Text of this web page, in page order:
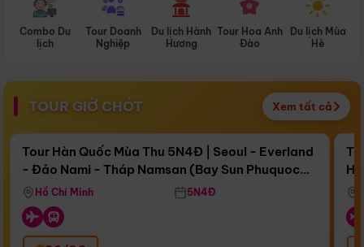
Combo Du
lịch
Tour Doanh
Nghiệp
Du lịch Hành
Hương
Tour Hoa Anh
Đào
Du lịch Mùa
Hè
TOUR GIỜ CHÓT Xem tất cả
Còn15 ngày 09:12:48
Bay Sun Phuquoc Airways
Điểm nổi bật
Tour Hàn Quốc Mùa Thu 5N4Đ | Seoul - Everland
- Đảo Nami - Tháp Namsan (Bay Sun Phuquoc
Airways)
Hồ Chí Minh 5N4Đ